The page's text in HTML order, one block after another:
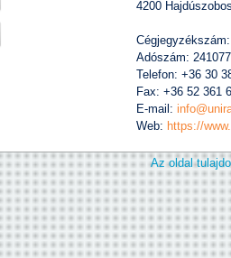
4200
Adószám:
Telefon: +36 30
Fax: +36 52 361
E-mail:
Web: https://
Az oldal